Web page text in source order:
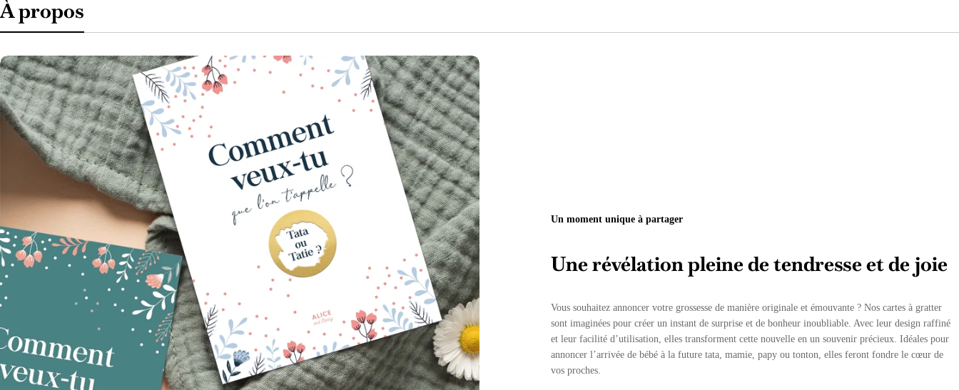
À propos
Un moment unique à partager
Une révélation pleine de tendresse et de joie
Vous souhaitez annoncer votre grossesse de manière originale et émouvante ? Nos cartes à gratter
sont imaginées pour créer un instant de surprise et de bonheur inoubliable. Avec leur design raffiné
et leur facilité d’utilisation, elles transforment cette nouvelle en un souvenir précieux. Idéales pour
annoncer l’arrivée de bébé à la future tata, mamie, papy ou tonton, elles feront fondre le cœur de
vos proches.